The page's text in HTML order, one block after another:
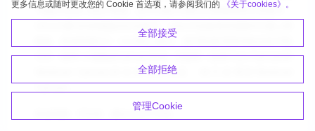
“major:minor value”构成，其中major为要访问的磁盘的主设备号，
minor为要访问的磁盘的次设备号，value为设备每秒读操作次数上限
为空；需和“-u”参数及Cgroups名称一同使用；如果Class Cgroups和
Workload Cgroups的名称同时指定，则只应用到Workload
更多信息或随时更改您的 Cookie 首选项，请参阅我们的
《关于cookies》。
全部接受
全部拒绝
管理Cookie